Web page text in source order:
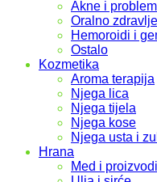
Akne i
Oralno zdravlje
Hemoroidi i
Ostalo
Kozmetika
Aroma terapija
Njega lica
Njega tijela
Njega kose
Njega usta i
Hrana
Med i